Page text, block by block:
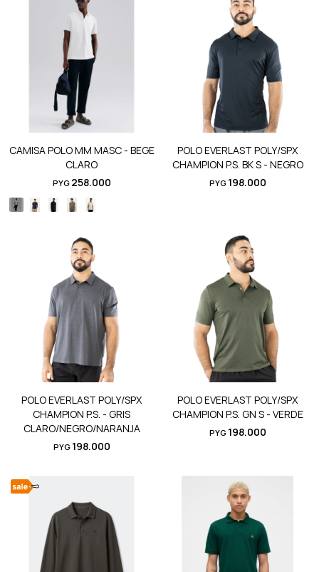
CAMISA POLO MM MASC - BEGE
CLARO
PYG 258.000
POLO EVERLAST POLY/SPX
CHAMPION P.S. BK S - NEGRO
PYG 198.000
POLO EVERLAST POLY/SPX
CHAMPION P.S. - GRIS
CLARO/NEGRO/NARANJA
PYG 198.000
POLO EVERLAST POLY/SPX
CHAMPION P.S. GN S - VERDE
PYG 198.000